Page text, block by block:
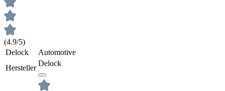
(4.9/5)
Delock
Automotive
Hersteller
Delock